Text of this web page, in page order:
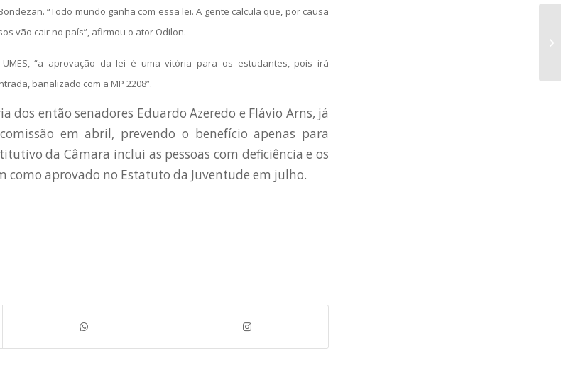
“Todo mundo ganha com essa lei. A gente calcula que, por causa
vão cair no país”, afirmou o ator Odilon.
“a aprovação da lei é uma vitória para os estudantes, pois irá
banalizado com a MP 2208”.
dos então senadores Eduardo Azeredo e Flávio Arns, já
em abril, prevendo o benefício apenas para
da Câmara inclui as pessoas com deficiência e os
como aprovado no Estatuto da Juventude em julho.